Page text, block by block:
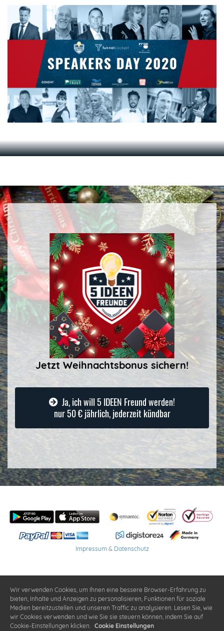
Jetzt Weihnachtsbonus sichern!
Ja, ich will 5 IDEEN Freund werden!
nur 50 € jährlich, jederzeit kündbar
Impressum & Datenschutz
Wir verwenden Cookies, um Ihnen eine bessere Browser-Erfahrung zu
bieten, Inhalte und Anzeigen zu personalisieren, Funktionen für soziale
Medien bereitzustellen und unseren Traffic zu analysieren. Lesen Sie, wie
wir Cookies verwenden und wie Sie sie steuern können, indem Sie auf
Cookie-Einstellungen klicken. Cookie Einstellungen